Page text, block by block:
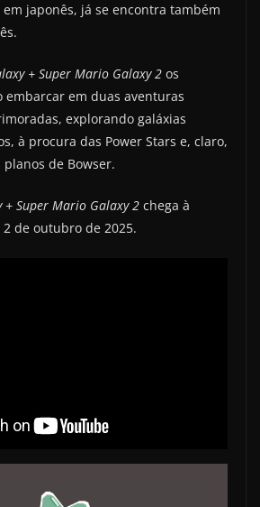
japonês, já se encontra também
+ Super Mario Galaxy 2 os
embarcar em duas aventuras
explorando galáxias
à procura das Power Stars e, claro,
de Bowser.
Super Mario Galaxy 2 chega à
de outubro de 2025.